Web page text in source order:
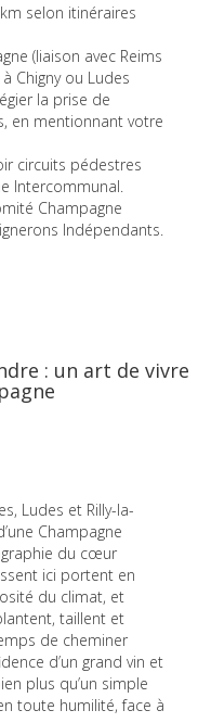
selon itinéraires
(liaison avec Reims
Chigny ou Ludes
la prise de
en mentionnant votre
circuits pédestres
Intercommunal.
Champagne
Indépendants.
: un art de vivre
Ludes et Rilly-la-
Champagne
du cœur
ici portent en
du climat, et
taillent et
de cheminer
d’un grand vin et
plus qu’un simple
toute humilité, face à